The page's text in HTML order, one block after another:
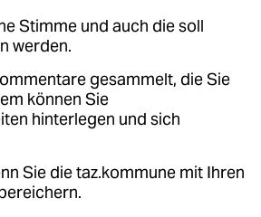
Stimme und auch die soll
werden.
gesammelt, die Sie
können Sie
hinterlegen und sich
Sie die taz.kommune mit Ihren